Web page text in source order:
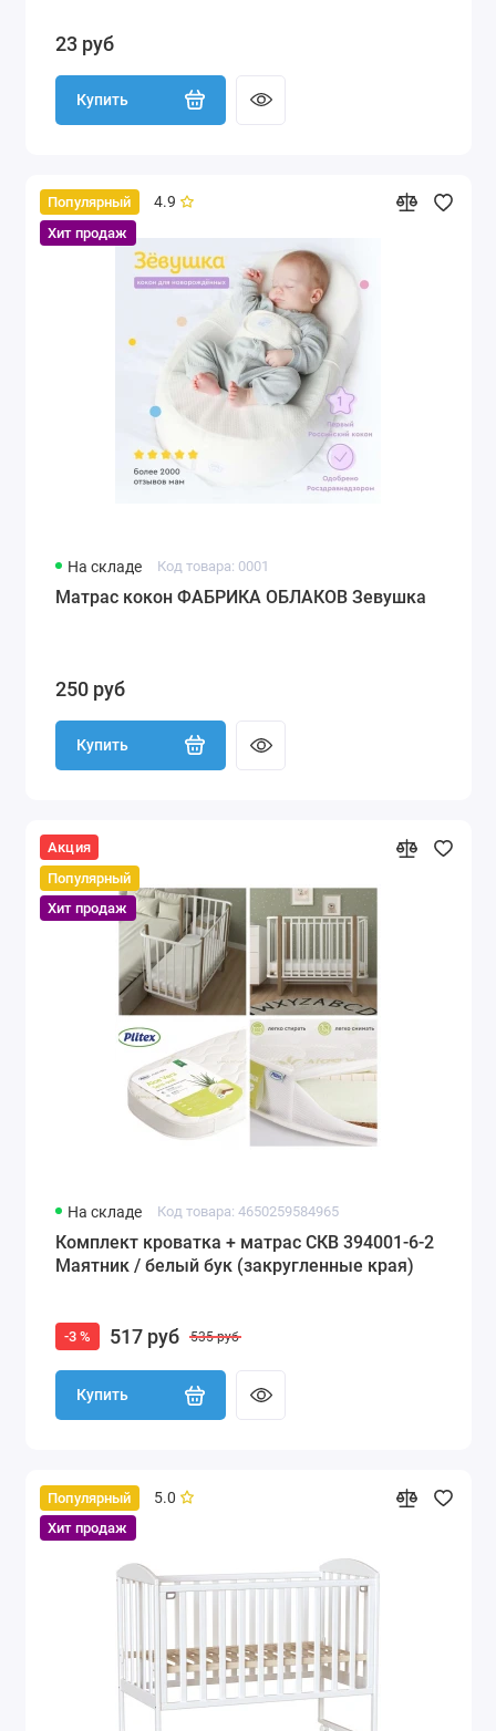
23 руб
Купить
Популярный
Хит продаж
4.9
На складе Код товара: 0001
Матрас кокон ФАБРИКА ОБЛАКОВ Зевушка
250 руб
Купить
Акция
Популярный
Хит продаж
На складе Код товара: 4650259584965
Комплект кроватка + матрас СКВ 394001-6-2
Маятник / белый бук (закругленные края)
-3 % 517 руб 535 руб
Купить
Популярный
Хит продаж
5.0